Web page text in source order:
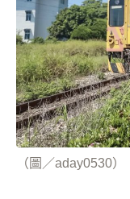
（圖／aday0530）